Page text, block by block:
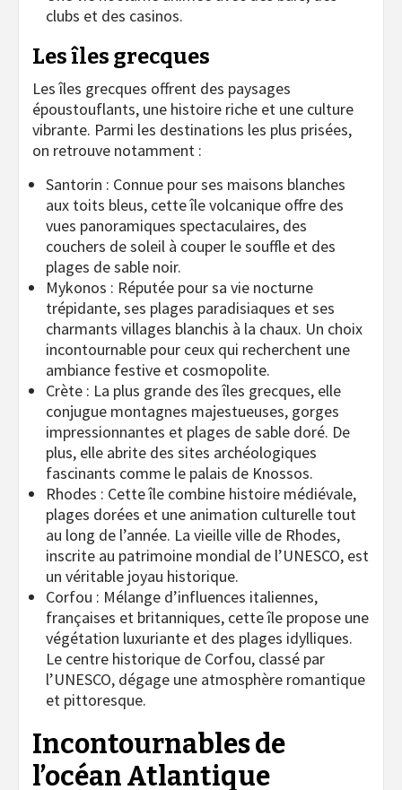
clubs et des casinos.
Les îles grecques
Les îles grecques offrent des paysages
époustouflants, une histoire riche et une culture
vibrante. Parmi les destinations les plus prisées,
on retrouve notamment :
Santorin : Connue pour ses maisons blanches
aux toits bleus, cette île volcanique offre des
vues panoramiques spectaculaires, des
couchers de soleil à couper le souffle et des
plages de sable noir.
Mykonos : Réputée pour sa vie nocturne
trépidante, ses plages paradisiaques et ses
charmants villages blanchis à la chaux. Un choix
incontournable pour ceux qui recherchent une
ambiance festive et cosmopolite.
Crète : La plus grande des îles grecques, elle
conjugue montagnes majestueuses, gorges
impressionnantes et plages de sable doré. De
plus, elle abrite des sites archéologiques
fascinants comme le palais de Knossos.
Rhodes : Cette île combine histoire médiévale,
plages dorées et une animation culturelle tout
au long de l’année. La vieille ville de Rhodes,
inscrite au patrimoine mondial de l’UNESCO, est
un véritable joyau historique.
Corfou : Mélange d’influences italiennes,
françaises et britanniques, cette île propose une
végétation luxuriante et des plages idylliques.
Le centre historique de Corfou, classé par
l’UNESCO, dégage une atmosphère romantique
et pittoresque.
Incontournables de
l’océan Atlantique